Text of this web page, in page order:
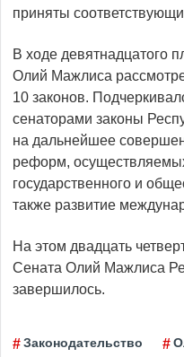
приняты
В ходе девятнадцатого
Олий Мажлиса
10 законов.
сенаторами законы
на дальнейшее
реформ,
государственного и
также развитие
На этом двадцать
Сената Олий Мажлиса
завершилось.
Законодательство